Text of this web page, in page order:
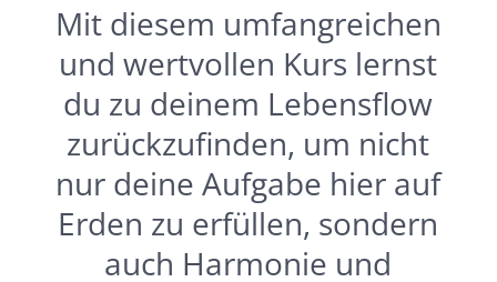
Mit diesem umfangreichen
und wertvollen Kurs lernst
du zu deinem Lebensflow
zurückzufinden, um nicht
nur deine Aufgabe hier auf
Erden zu erfüllen, sondern
auch Harmonie und